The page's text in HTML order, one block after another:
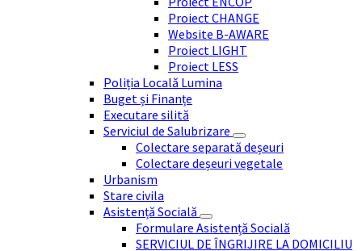
Proiect CHANGE
Website B-AWARE
Proiect LIGHT
Proiect LESS
Poliția Locală Lumina
Buget și Finanțe
Executare silită
Serviciul de Salubrizare
Colectare separată deșeuri
Colectare deșeuri vegetale
Urbanism
Stare civila
Asistență Socială
Formulare Asistență Socială
SERVICIUL DE ÎNGRIJIRE LA DOMICILIU